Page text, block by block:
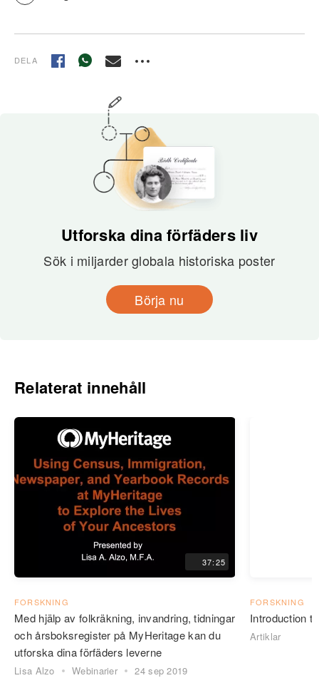
DELA
Utforska dina förfäders liv
Sök i miljarder globala historiska poster
Börja nu
Relaterat innehåll
37:25
FORSKNING
Med hjälp av folkräkning, invandring, tidningar
och årsboksregister på MyHeritage kan du
utforska dina förfäders leverne
Lisa Alzo Webinarier 24 sep 2019
FORSKNING
Introduction
Artiklar